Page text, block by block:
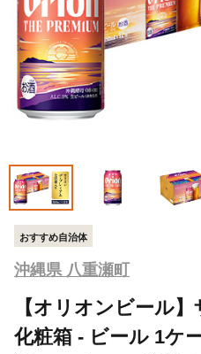
おすすめ自治体
沖縄県 八重瀬町
【オリオンビール
化粧箱 - ビール 1ケ